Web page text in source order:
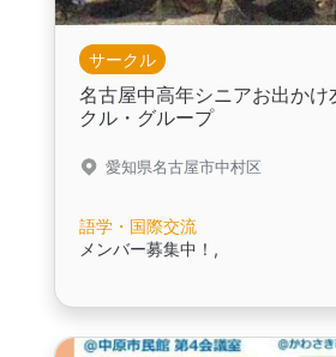
サークル
名古屋中高年シニアお出かけ
クル・グループ
愛知県名古屋市中村区
語学・国際交流
メンバー募集中！,